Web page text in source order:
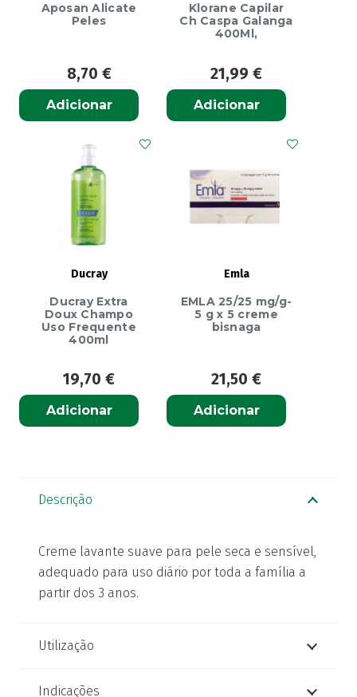
Aposan Alicate
Peles
8,70 €
Adicionar
Klorane Capilar
Ch Caspa Galanga
400Ml,
21,99 €
Adicionar
Ducray
Ducray Extra
Doux Champo
Uso Frequente
400ml
19,70 €
Adicionar
Emla
EMLA 25/25 mg/g-
5 g x 5 creme
bisnaga
21,50 €
Adicionar
Descrição
Creme lavante suave para pele seca e sensível,
adequado para uso diário por toda a família a
partir dos 3 anos.
Utilização
Indicações